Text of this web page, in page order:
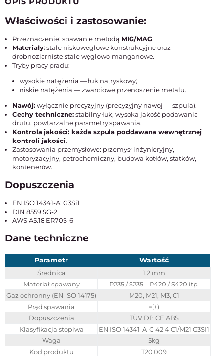
Właściwości i zastosowanie:
Przeznaczenie: spawanie metodą MIG/MAG.
Materiały:stale niskowęglowe konstrukcyjne oraz
drobnoziarniste stale węglowo‑manganowe.
Tryby pracy prądu:
wysokie natężenia — łuk natryskowy;
niskie natężenia — zwarciowe przenoszenie metalu.
Nawój:wyłącznie precyzyjny (precyzyjny nawoj — szpula).
Cechy techniczne:stabilny łuk, wysoka jakość podawania
drutu, powtarzalne parametry spawania.
Kontrola jakości: każda szpula poddawana wewnętrznej
kontroli jakości.
Zastosowania przemysłowe: przemysł inżynieryjny,
motoryzacyjny, petrochemiczny, budowa kotłów, statków,
kontenerów.
Dopuszczenia
EN ISO 14341-A: G3Si1
DIN 8559 SG-2
AWS A5.18 ER70S-6
Dane techniczne
Parametr Wartość
Średnica
1,2 mm
Materiał spawany
P235 / S235 – P420 / S420 itp.
Gaz ochronny (EN ISO 14175)
M20, M21, M3, C1
Prąd spawania
=(+)
Dopuszczenia
TÜV DB CE ABS
Klasyfikacja stopiwa
EN ISO 14341-A-G 42 4 C1/M21 G3SI1
Waga
5kg
Kod produktu
T20.009